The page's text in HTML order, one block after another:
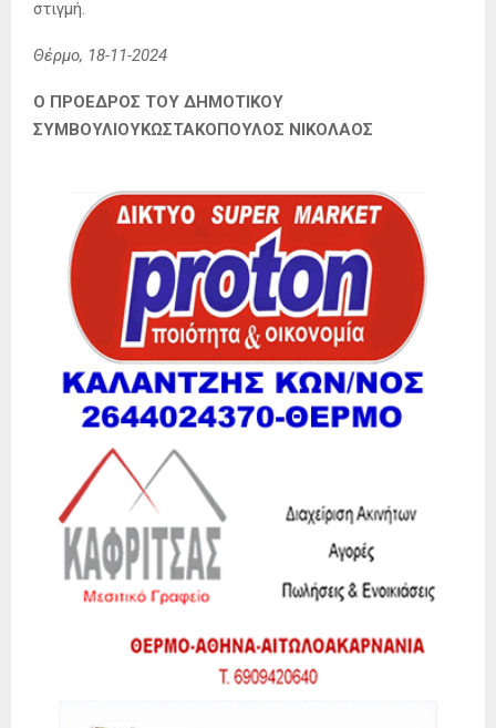
στιγμή.
Θέρμο, 18-11-2024
Ο ΠΡΟΕΔΡΟΣ ΤΟΥ ΔΗΜΟΤΙΚΟΥ
ΣΥΜΒΟΥΛΙΟΥΚΩΣΤΑΚΟΠΟΥΛΟΣ ΝΙΚΟΛΑΟΣ